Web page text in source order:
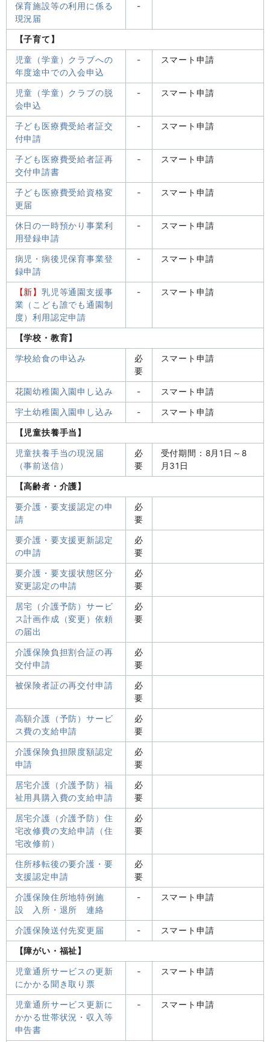
保育施設等の利用に係る
現況届
-
【子育て】
児童（学童）クラブへの
年度途中での入会申込
- スマート申請
児童（学童）クラブの脱
会申込
- スマート申請
子ども医療費受給者証交
付申請
- スマート申請
子ども医療費受給者証再
交付申請書
‐ スマート申請
子ども医療費受給資格変
更届
‐ スマート申請
休日の一時預かり事業利
用登録申請
- スマート申請
病児・病後児保育事業登
録申請
- スマート申請
【新】乳児等通園支援事
業（こども誰でも通園制
度）利用認定申請
- スマート申請
【学校・教育】
学校給食の申込み
必
要
スマート申請
花園幼稚園入園申し込み - スマート申請
宇土幼稚園入園申し込み - スマート申請
【児童扶養手当】
児童扶養手当の現況届
（事前送信）
必
要
受付期間：8月1日～8
月31日
【高齢者・介護】
要介護・要支援認定の申
請
必
要
要介護・要支援更新認定
の申請
必
要
要介護・要支援状態区分
変更認定の申請
必
要
居宅（介護予防）サービ
ス計画作成（変更）依頼
の届出
必
要
介護保険負担割合証の再
交付申請
必
要
被保険者証の再交付申請
必
要
高額介護（予防）サービ
ス費の支給申請
必
要
介護保険負担限度額認定
申請
必
要
居宅介護（介護予防）福
祉用具購入費の支給申請
必
要
居宅介護（介護予防）住
宅改修費の支給申請（住
宅改修前）
必
要
住所移転後の要介護・要
支援認定申請
必
要
介護保険住所地特例施
設 入所・退所 連絡
- スマート申請
介護保険送付先変更届 - スマート申請
【障がい・福祉】
児童通所サービスの更新
にかかる聞き取り票
‐ スマート申請
児童通所サービス更新に
かかる世帯状況・収入等
申告書
‐ スマート申請